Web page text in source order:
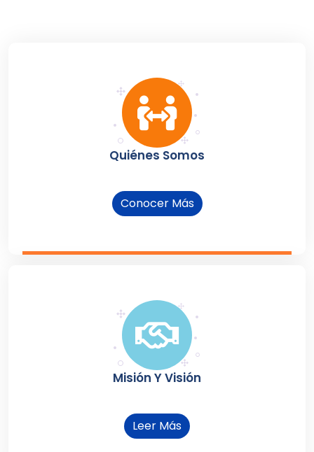
Quiénes Somos
Conocer Más
Misión Y Visión
Leer Más